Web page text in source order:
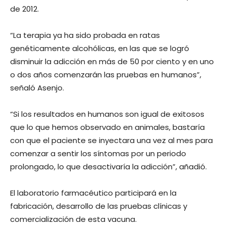
de 2012.
“La terapia ya ha sido probada en ratas
genéticamente alcohólicas, en las que se logró
disminuir la adicción en más de 50 por ciento y en uno
o dos años comenzarán las pruebas en humanos”,
señaló Asenjo.
“Si los resultados en humanos son igual de exitosos
que lo que hemos observado en animales, bastaría
con que el paciente se inyectara una vez al mes para
comenzar a sentir los síntomas por un periodo
prolongado, lo que desactivaría la adicción”, añadió.
El laboratorio farmacéutico participará en la
fabricación, desarrollo de las pruebas clínicas y
comercialización de esta vacuna.